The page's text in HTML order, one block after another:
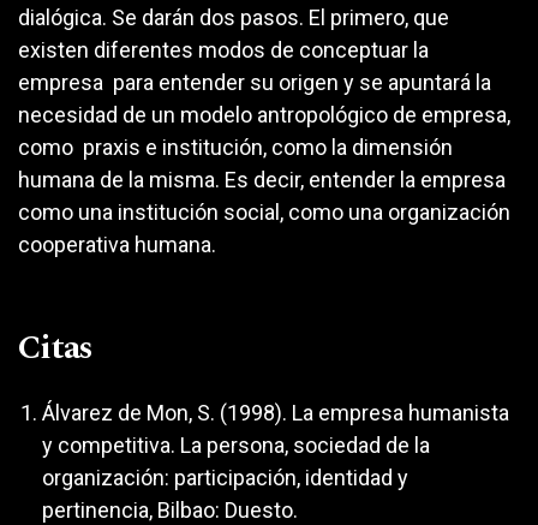
dialógica. Se darán dos pasos. El primero, que
existen diferentes modos de conceptuar la
empresa para entender su origen y se apuntará la
necesidad de un modelo antropológico de empresa,
como praxis e institución, como la dimensión
humana de la misma. Es decir, entender la empresa
como una institución social, como una organización
cooperativa humana.
Citas
Álvarez de Mon, S. (1998). La empresa humanista
y competitiva. La persona, sociedad de la
organización: participación, identidad y
pertinencia, Bilbao: Duesto.